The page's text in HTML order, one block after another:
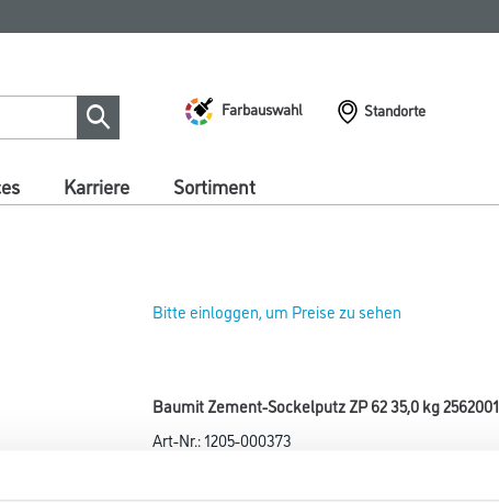
Farbauswahl
Standorte
Karriere Sortiment
Bitte einloggen, um Preise zu sehen
Baumit Zement-Sockelputz ZP 62 35,0 kg 2562001
Art-Nr.:1205-000373